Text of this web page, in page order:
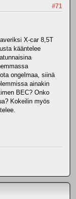
#71
X-car 8,5T
kääntelee
ongelmaa, siinä
ainakin
BEC? Onko
Kokeilin myös